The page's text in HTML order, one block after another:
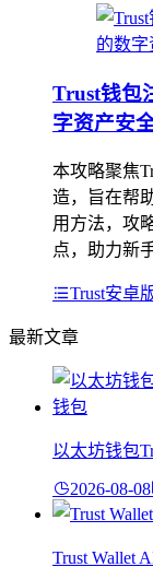
Trust钱包
字资产安
本攻略聚焦
造，旨在帮
用方法，攻
点，助力新
Trust安卓
最新文章
以太坊钱包
2026-08-08
Trust Wallet